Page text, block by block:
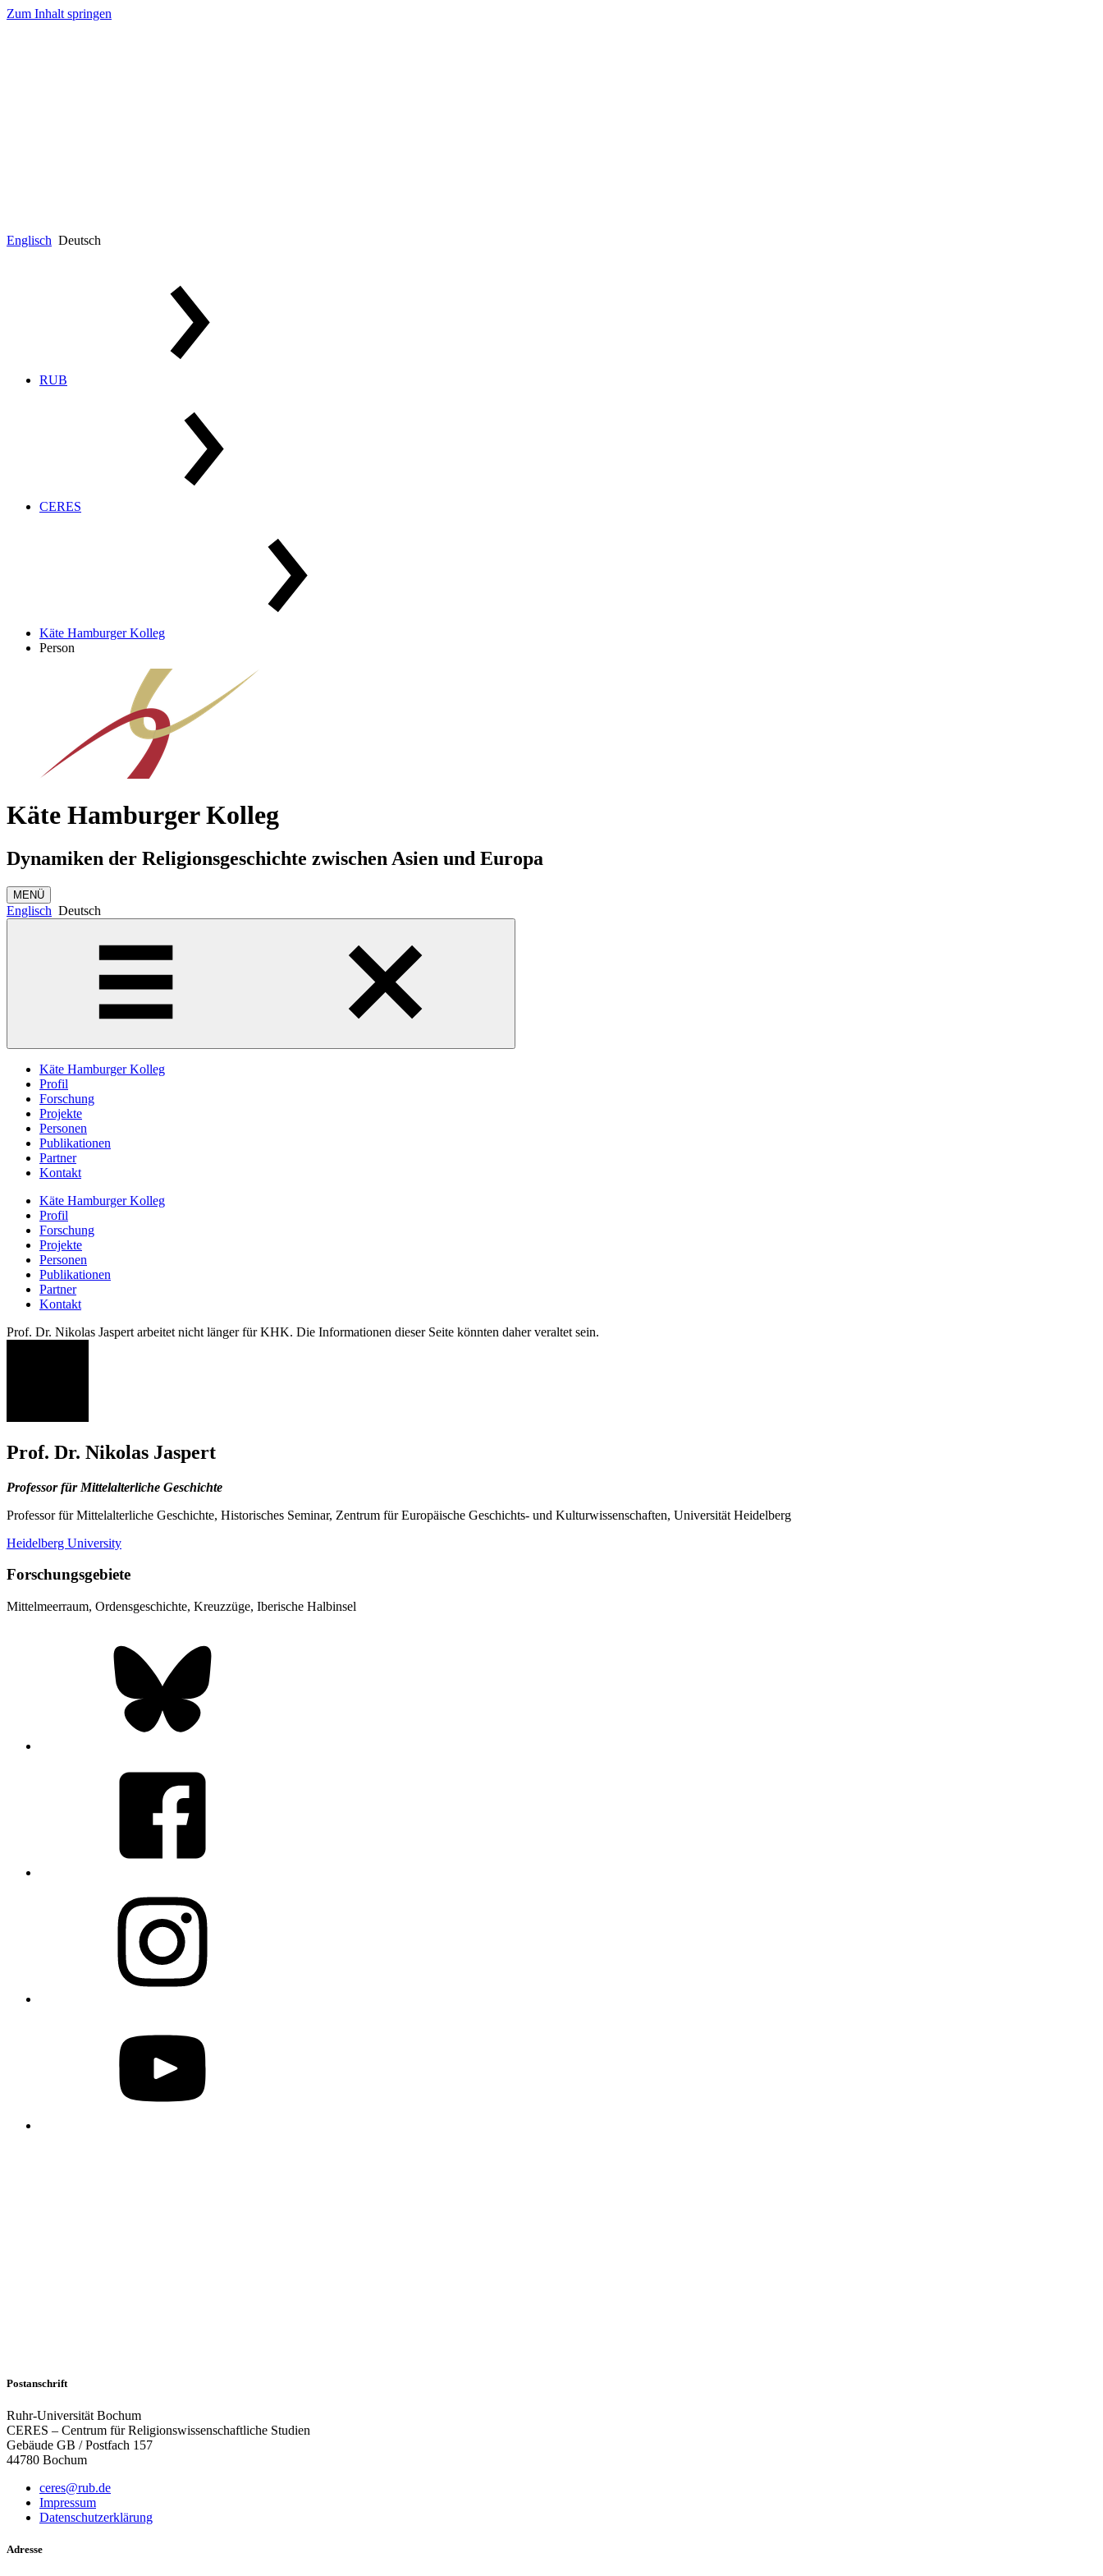
Zum Inhalt springen
Englisch Deutsch
RUB
CERES
Käte Hamburger Kolleg
Person
Käte Hamburger Kolleg
Dynamiken der Religionsgeschichte zwischen Asien und Europa
MENÜ
Englisch Deutsch
Käte Hamburger Kolleg
Profil
Forschung
Projekte
Personen
Publikationen
Partner
Kontakt
Käte Hamburger Kolleg
Profil
Forschung
Projekte
Personen
Publikationen
Partner
Kontakt
Prof. Dr. Nikolas Jaspert arbeitet nicht länger für KHK. Die Informationen dieser Seite könnten daher veraltet sein.
Prof. Dr. Nikolas Jaspert
Professor für Mittelalterliche Geschichte
Professor für Mittelalterliche Geschichte, Historisches Seminar, Zentrum für Europäische Geschichts- und Kulturwissenschaften, Universität Heidelberg
Heidelberg University
Forschungsgebiete
Mittelmeerraum, Ordensgeschichte, Kreuzzüge, Iberische Halbinsel
Postanschrift
Ruhr-Universität Bochum
CERES – Centrum für Religionswissenschaftliche Studien
Gebäude GB / Postfach 157
44780 Bochum
ceres@rub.de
Impressum
Datenschutzerklärung
Adresse